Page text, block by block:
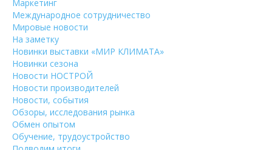
Маркетинг
Международное сотрудничество
Мировые новости
На заметку
Новинки выставки «МИР КЛИМАТА»
Новинки сезона
Новости НОСТРОЙ
Новости производителей
Новости, события
Обзоры, исследования рынка
Обмен опытом
Обучение, трудоустройство